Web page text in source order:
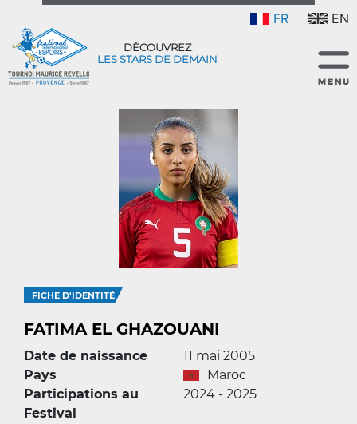
FR EN
DÉCOUVREZ
LES STARS DE DEMAIN
FICHE D'IDENTITÉ
FATIMA EL GHAZOUANI
Date de naissance
11 mai 2005
Pays
Maroc
Participations au
Festival
2024 - 2025